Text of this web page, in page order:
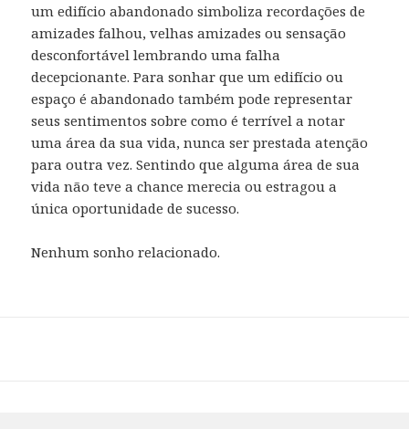
um edifício abandonado simboliza recordações de
amizades falhou, velhas amizades ou sensação
desconfortável lembrando uma falha
decepcionante. Para sonhar que um edifício ou
espaço é abandonado também pode representar
seus sentimentos sobre como é terrível a notar
uma área da sua vida, nunca ser prestada atenção
para outra vez. Sentindo que alguma área de sua
vida não teve a chance merecia ou estragou a
única oportunidade de sucesso.
Nenhum sonho relacionado.